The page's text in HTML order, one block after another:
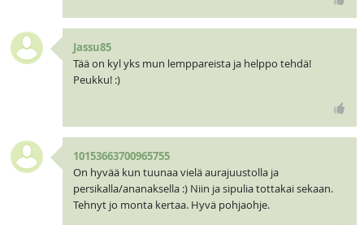
Jassu85
Tää on kyl yks mun lemppareista ja helppo tehdä!
Peukku! :)
10153663700965755
On hyvää kun tuunaa vielä aurajuustolla ja
persikalla/ananaksella :) Niin ja sipulia tottakai sekaan.
Tehnyt jo monta kertaa. Hyvä pohjaohje.